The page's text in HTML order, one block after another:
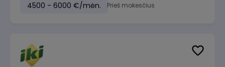
4500 - 6000 €/mėn. Prieš mokesčius